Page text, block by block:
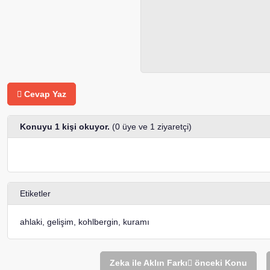
Cevap Yaz
Konuyu 1 kişi okuyor. (0 üye ve 1 ziyaretçi)
Etiketler
ahlaki gelişim kohlbergin kuramı
Zeka ile Aklın Farkı önceki Konu